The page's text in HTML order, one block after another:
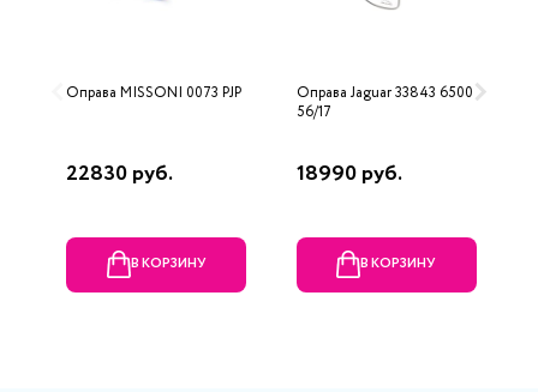
Оправа MISSONI 0073 PJP
22830 руб.
В КОРЗИНУ
Оправа Jaguar 33843 6500
56/17
18990 руб.
В КОРЗИНУ